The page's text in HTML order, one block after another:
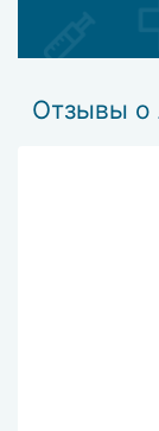
Отзывы о